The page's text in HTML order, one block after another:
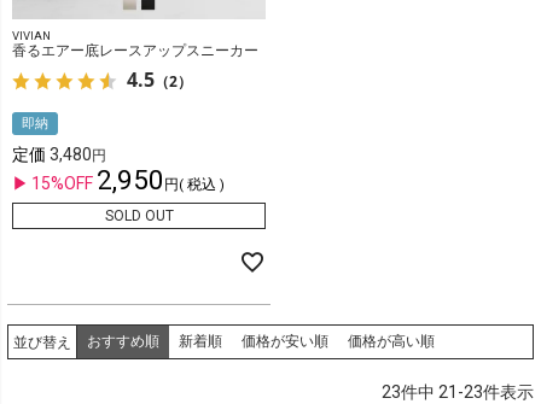
VIVIAN
香るエアー底レースアップスニーカー
4.5 （2）
即納
定価 3,480
15%OFF 2,950
税込
SOLD OUT
並び替え おすすめ順 新着順 価格が安い順 価格が高い順
23件中 21 -23件表示